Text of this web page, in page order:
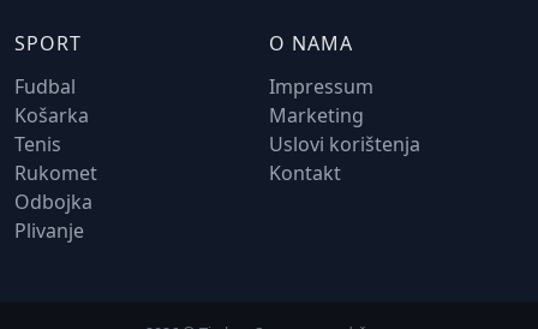
SPORT
Fudbal
Košarka
Tenis
Rukomet
Odbojka
Plivanje
O NAMA
Impressum
Marketing
Uslovi korištenja
Kontakt